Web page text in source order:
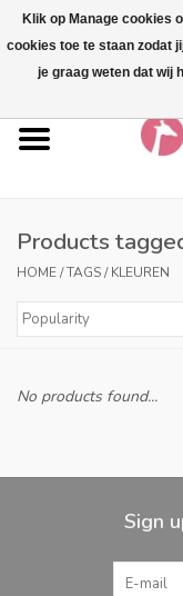
Our brands
Brands
Products
HOME/TAGS/KLEUREN
No products found...
Sign
Klik op Manage cookies
cookies toe te staan zodat
je graag weten dat wij